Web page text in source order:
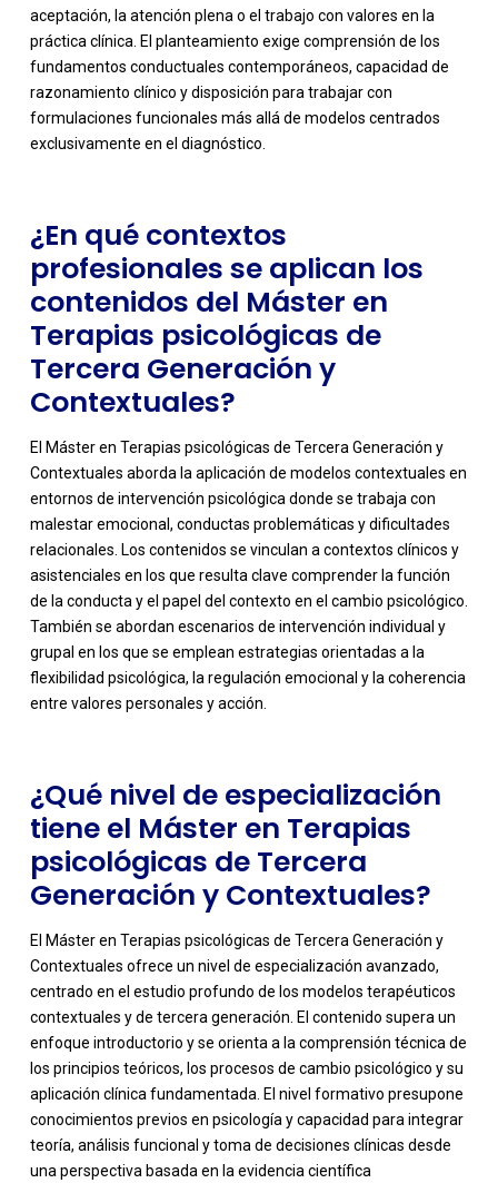
aceptación, la atención plena o el trabajo con valores en la
práctica clínica. El planteamiento exige comprensión de los
fundamentos conductuales contemporáneos, capacidad de
razonamiento clínico y disposición para trabajar con
formulaciones funcionales más allá de modelos centrados
exclusivamente en el diagnóstico.
-
¿En qué contextos
profesionales se aplican los
contenidos del Máster en
Terapias psicológicas de
Tercera Generación y
Contextuales?
El Máster en Terapias psicológicas de Tercera Generación y
Contextuales aborda la aplicación de modelos contextuales en
entornos de intervención psicológica donde se trabaja con
malestar emocional, conductas problemáticas y dificultades
relacionales. Los contenidos se vinculan a contextos clínicos y
asistenciales en los que resulta clave comprender la función
de la conducta y el papel del contexto en el cambio psicológico.
También se abordan escenarios de intervención individual y
grupal en los que se emplean estrategias orientadas a la
flexibilidad psicológica, la regulación emocional y la coherencia
entre valores personales y acción.
-
¿Qué nivel de especialización
tiene el Máster en Terapias
psicológicas de Tercera
Generación y Contextuales?
El Máster en Terapias psicológicas de Tercera Generación y
Contextuales ofrece un nivel de especialización avanzado,
centrado en el estudio profundo de los modelos terapéuticos
contextuales y de tercera generación. El contenido supera un
enfoque introductorio y se orienta a la comprensión técnica de
los principios teóricos, los procesos de cambio psicológico y su
aplicación clínica fundamentada. El nivel formativo presupone
conocimientos previos en psicología y capacidad para integrar
teoría, análisis funcional y toma de decisiones clínicas desde
una perspectiva basada en la evidencia científica
-